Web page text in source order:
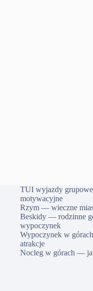
TUI wyjazdy
motywacyjne
Rzym — wieczne
Beskidy — rodzinne
wypoczynek
Wypoczynek w
atrakcje
Nocleg w górach —